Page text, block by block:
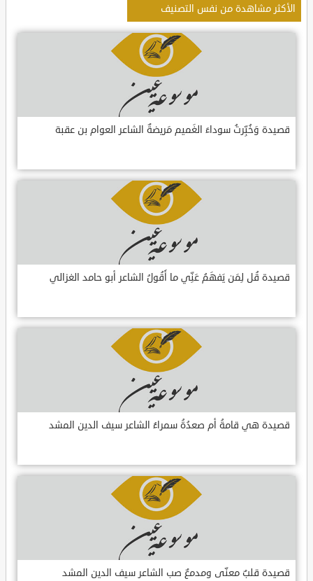
الأكثر مشاهدة من نفس التصنيف
قصيدة وَخُبِّرتُ سوداءَ الغَميم مَريضةٌ الشاعر العوام بن عقبة
قصيدة قُل لِمَن يَفهَمُ عَنِّي ما أَقُولُ الشاعر أبو حامد الغزالي
قصيدة هي قامةُ أم صعدُةُ سمراءُ الشاعر سيف الدين المشد
قصيدة قلبٌ معنّى ومدمعٌ صب الشاعر سيف الدين المشد